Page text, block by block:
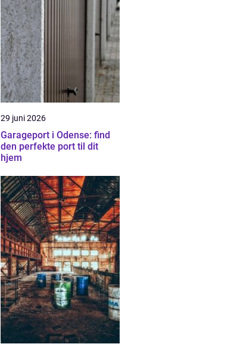
29 juni 2026
Garageport i Odense: find
den perfekte port til dit
hjem